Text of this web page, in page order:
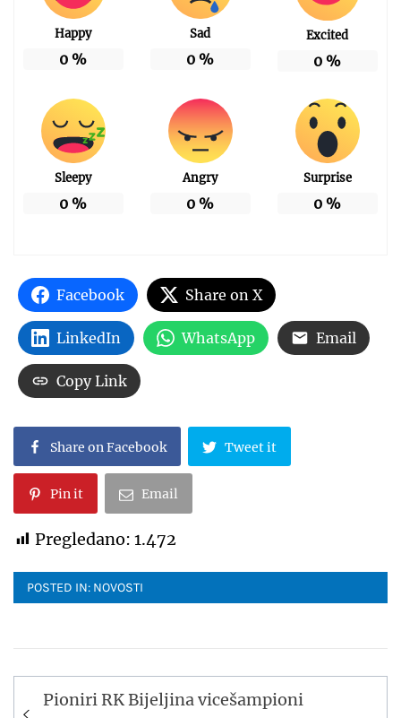
Happy
0 %
Sad
0 %
Excited
0 %
Sleepy
0 %
Angry
0 %
Surprise
0 %
Facebook Share on X
LinkedIn WhatsApp Email
Copy Link
Share on Facebook Tweet it
Pin it Email
Pregledano: 1.472
POSTED IN: NOVOSTI
Navigacija
Pioniri RK Bijeljina vicešampioni